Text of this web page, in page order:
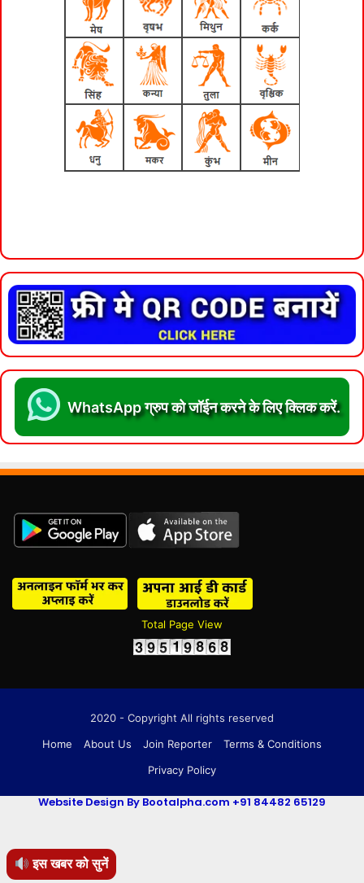
इस खबर को सुनें
WhatsApp ग्रुप को जॉईन करने के लिए क्लिक करें.
Total Page View
2020 - Copyright All rights reserved
Home
About Us Join Reporter
Terms & Conditions
Privacy Policy
Website Design By Bootalpha.com +91 84482 65129